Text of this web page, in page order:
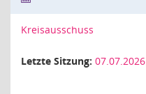
Kreisausschuss
Letzte Sitzung: 07.07.2026